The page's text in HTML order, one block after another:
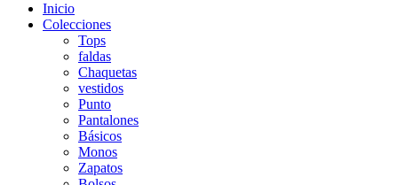
Inicio
Colecciones
Tops
faldas
Chaquetas
vestidos
Punto
Pantalones
Básicos
Monos
Zapatos